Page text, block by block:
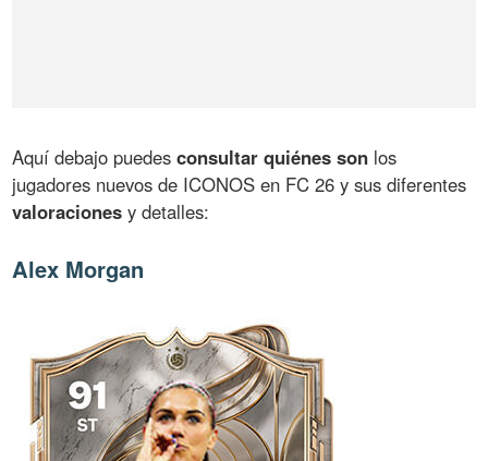
Aquí debajo puedesconsultar quiénes son los
jugadores nuevos de ICONOS en FC 26 y sus diferentes
valoraciones y detalles:
Alex Morgan